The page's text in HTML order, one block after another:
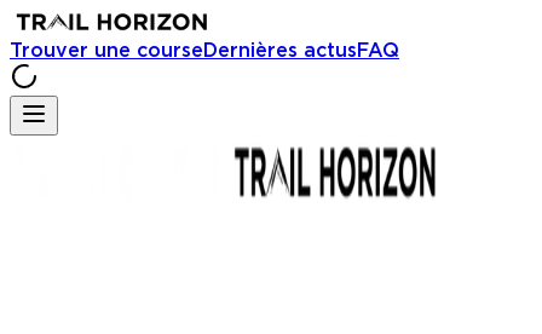
Trouver une courseDernières actusFAQ